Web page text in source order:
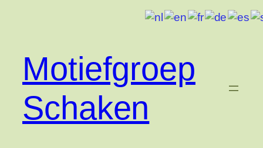
inhoudMotiefgroep
Schaken